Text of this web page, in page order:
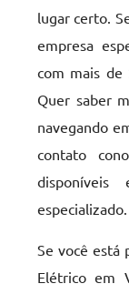
lugar certo.
empresa
com mais de
Quer saber
navegando
contato
especializado.
Se você está
Elétrico em